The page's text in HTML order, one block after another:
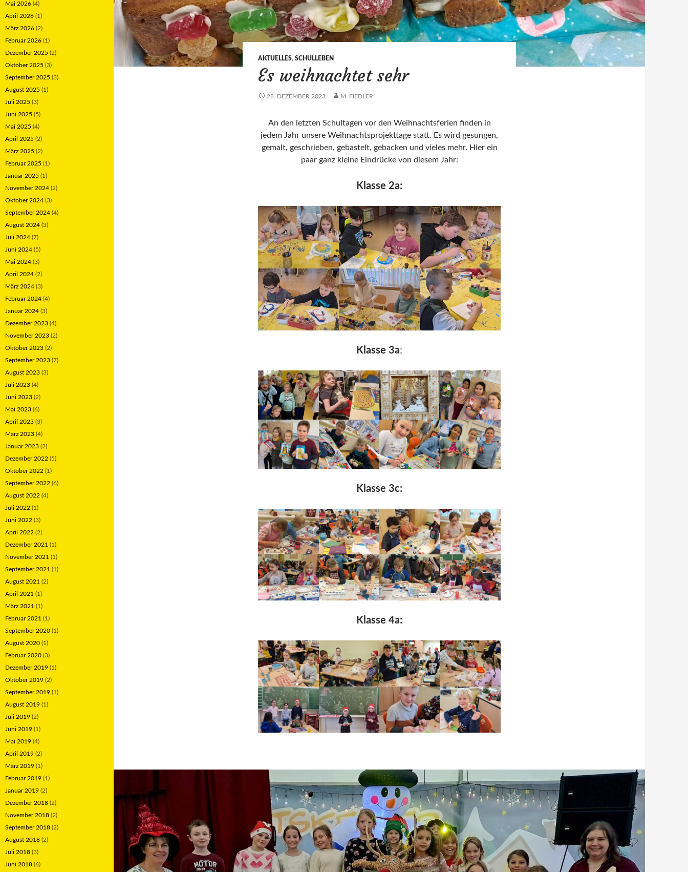
AKTUELLES, SCHULLEBEN
Es weihnachtet sehr
28. DEZEMBER 2023 M. FIEDLER
An den letzten Schultagen vor den Weihnachtsferien finden in
jedem Jahr unsere Weihnachtsprojekttage statt. Es wird gesungen,
gemalt, geschrieben, gebastelt, gebacken und vieles mehr. Hier ein
paar ganz kleine Eindrücke von diesem Jahr:
Klasse 2a:
Klasse 3a:
Klasse 3c:
Klasse 4a:
Mai 2026 (4)
April 2026 (1)
März 2026 (2)
Februar 2026 (1)
Dezember 2025 (2)
Oktober 2025 (3)
September 2025 (3)
August 2025 (1)
Juli 2025 (3)
Juni 2025 (5)
Mai 2025 (4)
April 2025 (2)
März 2025 (2)
Februar 2025 (1)
Januar 2025 (1)
November 2024 (2)
Oktober 2024 (3)
September 2024 (4)
August 2024 (3)
Juli 2024 (7)
Juni 2024 (5)
Mai 2024 (3)
April 2024 (2)
März 2024 (3)
Februar 2024 (4)
Januar 2024 (3)
Dezember 2023 (4)
November 2023 (2)
Oktober 2023 (2)
September 2023 (7)
August 2023 (3)
Juli 2023 (4)
Juni 2023 (2)
Mai 2023 (6)
April 2023 (3)
März 2023 (4)
Januar 2023 (2)
Dezember 2022 (5)
Oktober 2022 (1)
September 2022 (6)
August 2022 (4)
Juli 2022 (1)
Juni 2022 (3)
April 2022 (2)
Dezember 2021 (1)
November 2021 (1)
September 2021 (1)
August 2021 (2)
April 2021 (1)
März 2021 (1)
Februar 2021 (1)
September 2020 (1)
August 2020 (1)
Februar 2020 (3)
Dezember 2019 (1)
Oktober 2019 (2)
September 2019 (1)
August 2019 (1)
Juli 2019 (2)
Juni 2019 (1)
Mai 2019 (4)
April 2019 (2)
März 2019 (1)
Februar 2019 (1)
Januar 2019 (2)
Dezember 2018 (2)
November 2018 (2)
September 2018 (2)
August 2018 (2)
Juli 2018 (3)
Juni 2018 (6)